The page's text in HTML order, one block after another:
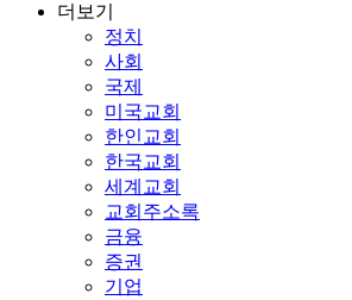
더보기
정치
사회
국제
미국교회
한인교회
한국교회
세계교회
교회주소록
금융
증권
기업